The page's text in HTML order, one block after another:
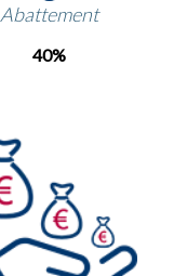
Abattement
40%